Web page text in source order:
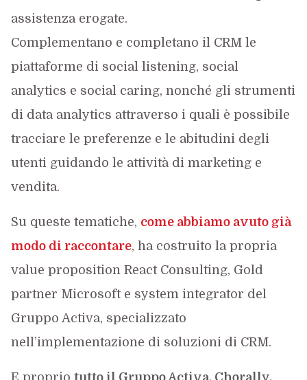
assistenza erogate.
Complementano e completano il CRM le
piattaforme di social listening, social
analytics e social caring, nonché gli strumenti
di data analytics attraverso i quali è possibile
tracciare le preferenze e le abitudini degli
utenti guidando le attività di marketing e
vendita.
Su queste tematiche, come abbiamo avuto già
modo di raccontare, ha costruito la propria
value proposition React Consulting, Gold
partner Microsoft e system integrator del
Gruppo Activa, specializzato
nell’implementazione di soluzioni di CRM.
E proprio tutto il Gruppo Activa, Chorally,